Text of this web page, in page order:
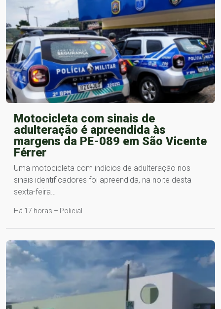
Motocicleta com sinais de
adulteração é apreendida às
margens da PE-089 em São Vicente
Férrer
Uma motocicleta com indícios de adulteração nos
sinais identificadores foi apreendida, na noite desta
sexta-feira…
Há 17 horas – Policial